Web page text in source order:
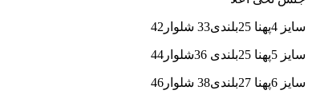
سایز 4پهنا 25بلندی33 شلوار42
سایز 5پهنا 25بلندی 36شلوار44
سایز 6پهنا 27بلندی38 شلوار46